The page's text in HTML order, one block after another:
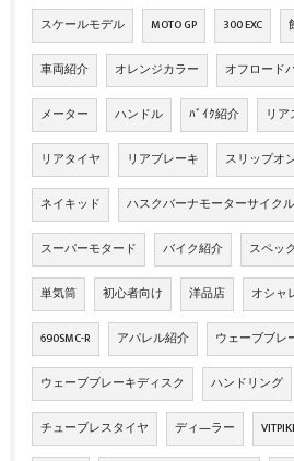
スケールモデル MOTO GP 300 EXC
車両紹介 オレンジカラー オフロード
メーター ハンドル ﾊﾞｲｸ紹介 リ
リアタイヤ リアブレーキ スリップオ
ネイキッド ハスクバーナモーターサイク
スーパーモタード バイク紹介 スペック
単気筒 初心者向け 洋品店 オシャ
690SMC-R アパレル紹介 ウェーブブレ
ウェーブブレーキディスク ハンドリング
チューブレスタイヤ ディ―ラー